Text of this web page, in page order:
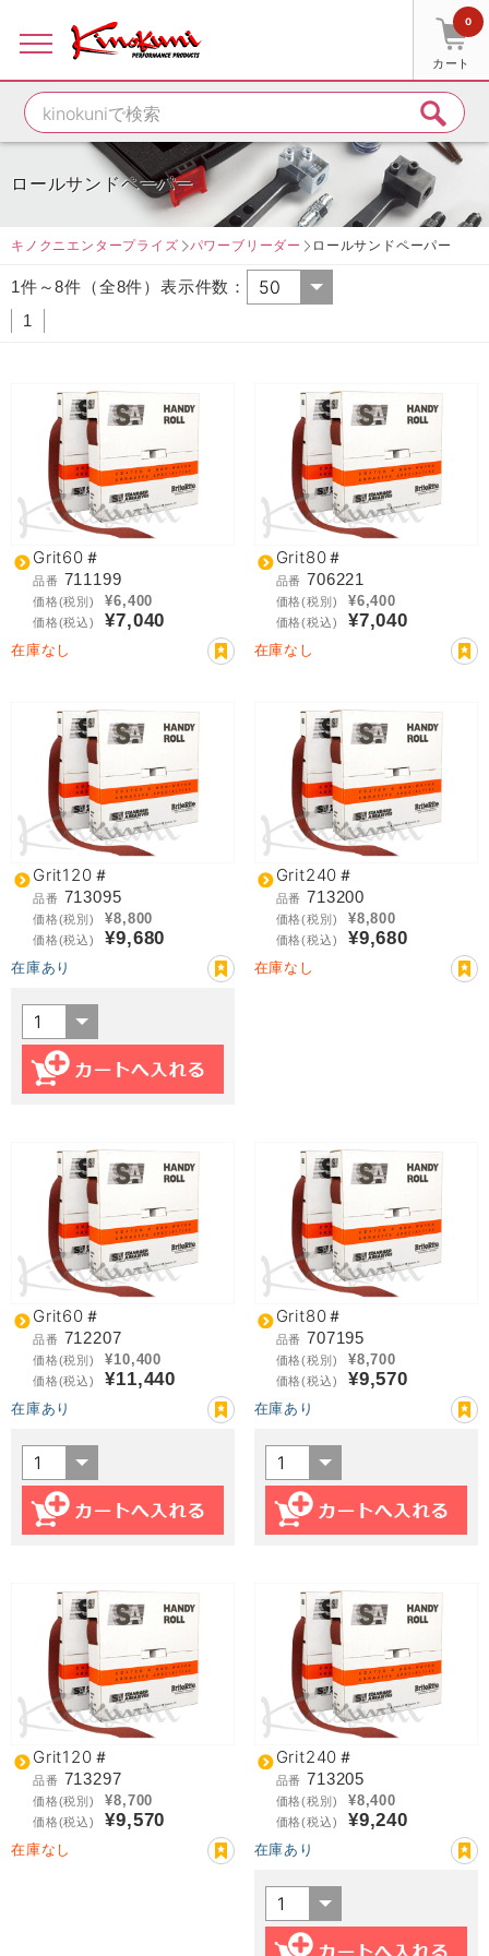
カート
0
ロールサンドペーパー
キノクニエンタープライズ パワーブリーダー ロールサンドペーパー
1件～8件（全8件）表示件数：
1
Grit60＃
品番 711199
価格(税別) ¥6,400
価格(税込) ¥7,040
在庫なし
Grit80＃
品番 706221
価格(税別) ¥6,400
価格(税込) ¥7,040
在庫なし
Grit120＃
品番 713095
価格(税別) ¥8,800
価格(税込) ¥9,680
在庫あり
Grit240＃
品番 713200
価格(税別) ¥8,800
価格(税込) ¥9,680
在庫なし
Grit60＃
品番 712207
価格(税別) ¥10,400
価格(税込) ¥11,440
在庫あり
Grit80＃
品番 707195
価格(税別) ¥8,700
価格(税込) ¥9,570
在庫あり
Grit120＃
品番 713297
価格(税別) ¥8,700
価格(税込) ¥9,570
在庫なし
Grit240＃
品番 713205
価格(税別) ¥8,400
価格(税込) ¥9,240
在庫あり